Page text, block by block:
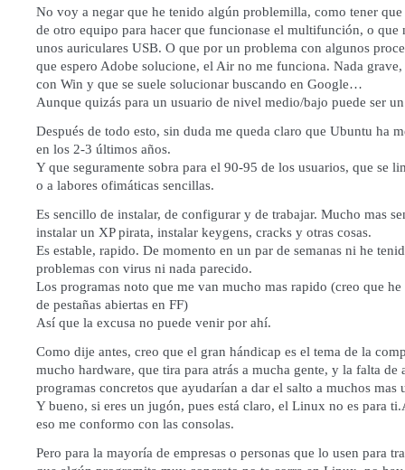
No voy a negar que he tenido algún problemilla, como tener
de otro equipo para hacer que funcionase el multifunción, o que
unos auriculares USB. O que por un problema con algunos
que espero Adobe solucione, el Air no me funciona. Nada grave,
con Win y que se suele solucionar buscando en Google…
Aunque quizás para un usuario de nivel medio/bajo puede ser
Después de todo esto, sin duda me queda claro que Ubuntu ha
en los 2-3 últimos años.
Y que seguramente sobra para el 90-95 de los usuarios, que se
o a labores ofimáticas sencillas.
Es sencillo de instalar, de configurar y de trabajar. Mucho mas
instalar un XP pirata, instalar keygens, cracks y otras cosas.
Es estable, rapido. De momento en un par de semanas ni he
problemas con virus ni nada parecido.
Los programas noto que me van mucho mas rapido (creo que
de pestañas abiertas en FF)
Así que la excusa no puede venir por ahí.
Como dije antes, creo que el gran hándicap es el tema de la
mucho hardware, que tira para atrás a mucha gente, y la falta de
programas concretos que ayudarían a dar el salto a muchos mas
Y bueno, si eres un jugón, pues está claro, el Linux no es para
eso me conformo con las consolas.
Pero para la mayoría de empresas o personas que lo usen para